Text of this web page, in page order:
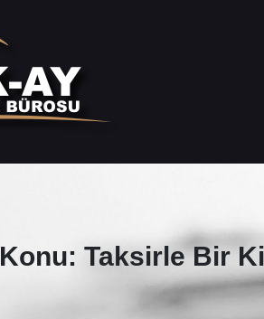
Konu: Taksirle Bir